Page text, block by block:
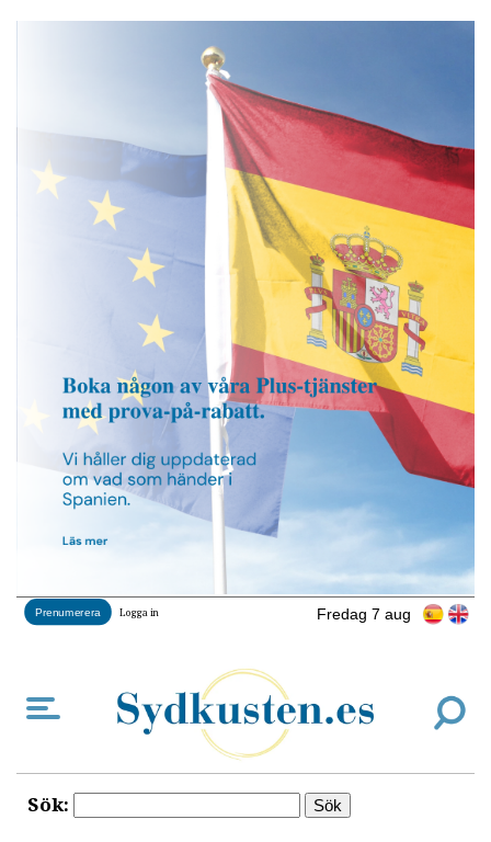
Fredag 7 aug
Prenumerera Logga in
Sök: